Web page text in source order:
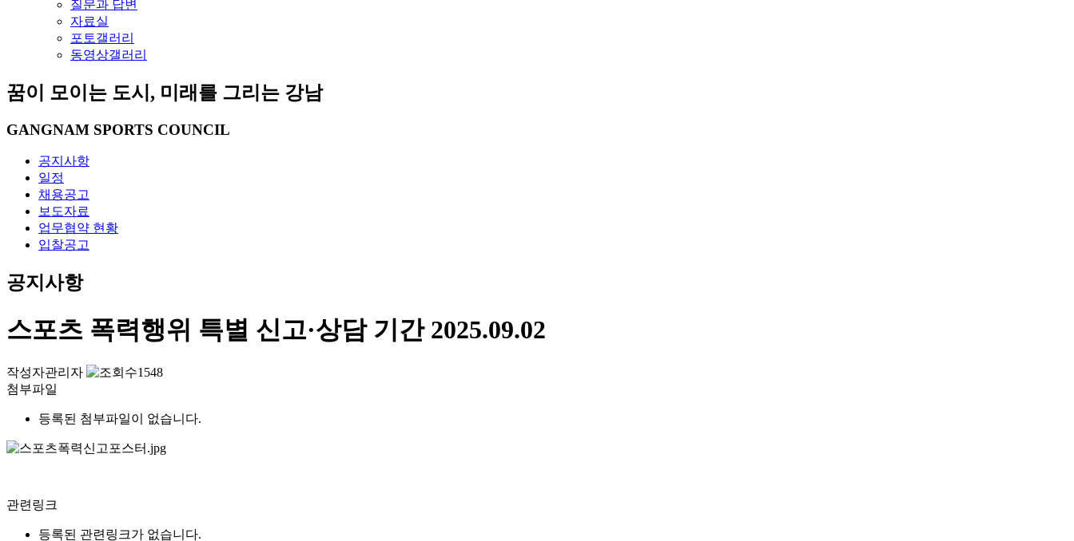
질문과 답변
자료실
포토갤러리
동영상갤러리
꿈이 모이는 도시, 미래를 그리는 강남
GANGNAM SPORTS COUNCIL
공지사항
일정
채용공고
보도자료
업무협약 현황
입찰공고
공지사항
스포츠 폭력행위 특별 신고·상담 기간 2025.09.02
작성자관리자
1548
첨부파일
등록된 첨부파일이 없습니다.
관련링크
등록된 관련링크가 없습니다.